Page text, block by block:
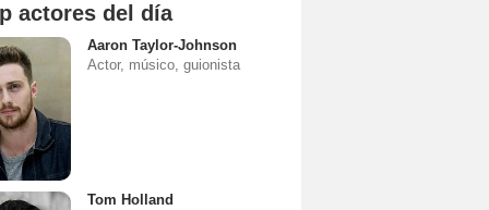
actores del día
Aaron Taylor-Johnson
Actor, músico, guionista
Tom Holland